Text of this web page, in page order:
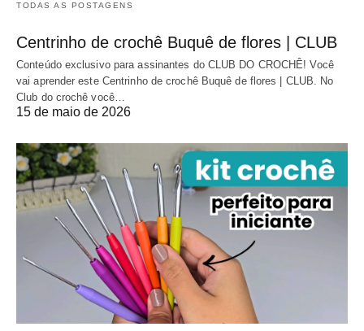
TODAS AS POSTAGENS
Centrinho de crochê Buquê de flores | CLUB
Conteúdo exclusivo para assinantes do CLUB DO CROCHÊ! Você
vai aprender este Centrinho de crochê Buquê de flores | CLUB. No
Club do crochê você…
15 de maio de 2026